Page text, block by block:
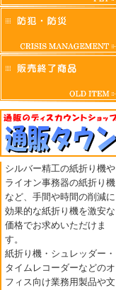
シルバー精工の紙折り機や
ライオン事務器の紙折り機
など、手間や時間の削減に
効果的な紙折り機を激安な
価格でお求めいただけま
す。
紙折り機・シュレッダー・
タイムレコーダーなどのオ
フィス向け業務用製品や文